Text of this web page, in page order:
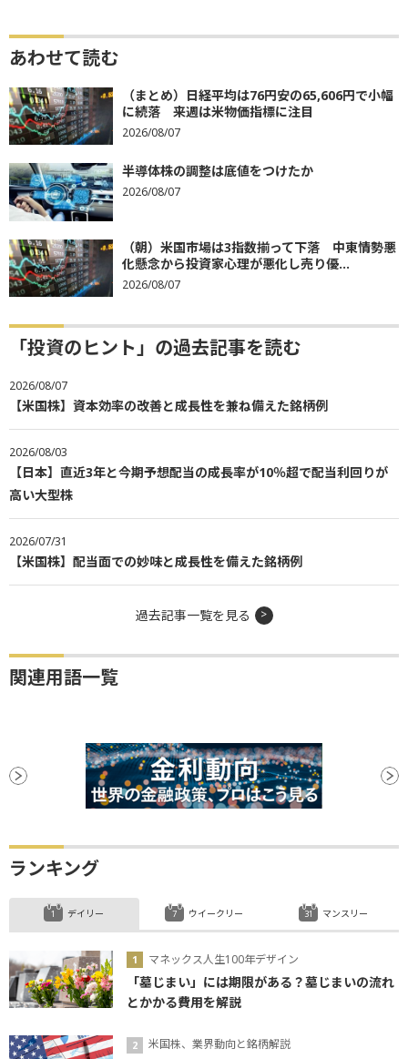
あわせて読む
（まとめ）日経平均は76円安の65,606円で小幅
に続落 来週は米物価指標に注目
2026/08/07
半導体株の調整は底値をつけたか
2026/08/07
（朝）米国市場は3指数揃って下落 中東情勢悪
化懸念から投資家心理が悪化し売り優...
2026/08/07
「投資のヒント」の過去記事を読む
2026/08/07
【米国株】資本効率の改善と成長性を兼ね備えた銘柄例
2026/08/03
【日本】直近3年と今期予想配当の成長率が10％超で配当利回りが
高い大型株
2026/07/31
【米国株】配当面での妙味と成長性を備えた銘柄例
過去記事一覧を見る
関連用語一覧
ランキング
デイリー
マネックス人生100年デザイン
「墓じまい」には期限がある？墓じまいの流れ
とかかる費用を解説
米国株、業界動向と銘柄解説
ウイークリー マンスリー